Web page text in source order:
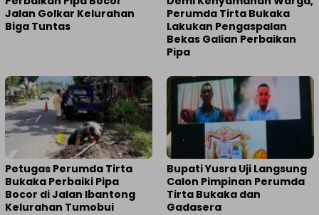
Jalan Golkar Kelurahan
Biga Tuntas
Perumda Tirta Bukaka
Lakukan Pengaspalan
Bekas Galian Perbaikan
Pipa
Petugas Perumda Tirta
Bukaka Perbaiki Pipa
Bocor di Jalan Ibantong
Kelurahan Tumobui
Bupati Yusra Uji Langsung
Calon Pimpinan Perumda
Tirta Bukaka dan
Gadasera